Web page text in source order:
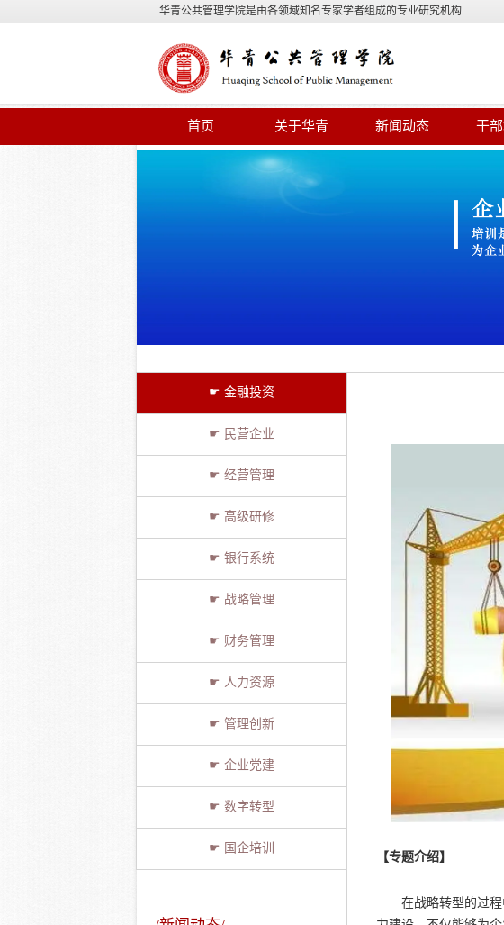
华青公共管理学院是由各领域知名专家学者组成的专业研究机构
首页 关于华青 新闻动态 干部
☛ 金融投资
☛ 民营企业
☛ 经营管理
☛ 高级研修
☛ 银行系统
☛ 战略管理
☛ 财务管理
☛ 人力资源
☛ 管理创新
☛ 企业党建
☛ 数字转型
☛ 国企培训
【专题介绍】
在战略转型的过